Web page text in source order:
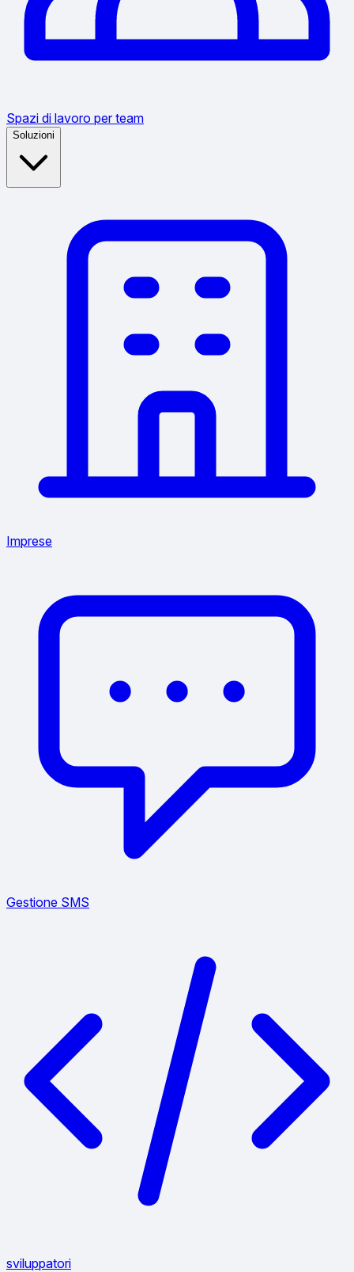
Spazi di lavoro per team
Soluzioni
Imprese
Gestione SMS
sviluppatori